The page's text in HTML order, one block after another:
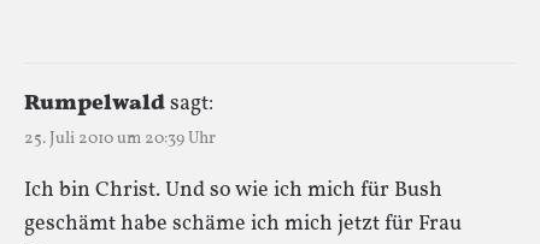
Rumpelwaldsagt:
25. Juli 2010 um 20:39 Uhr
Ich bin Christ. Und so wie ich mich für Bush
geschämt habe schäme ich mich jetzt für Frau